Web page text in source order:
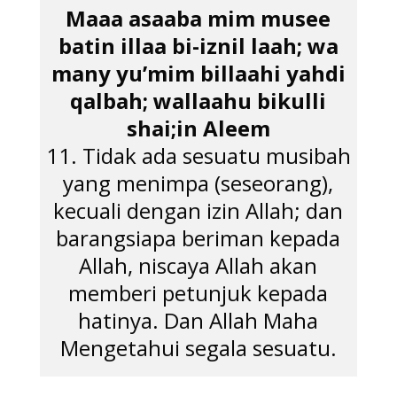
Maaa asaaba mim musee
batin illaa bi-iznil laah; wa
many yu’mim billaahi yahdi
qalbah; wallaahu bikulli
shai;in Aleem
11. Tidak ada sesuatu musibah
yang menimpa (seseorang),
kecuali dengan izin Allah; dan
barangsiapa beriman kepada
Allah, niscaya Allah akan
memberi petunjuk kepada
hatinya. Dan Allah Maha
Mengetahui segala sesuatu.